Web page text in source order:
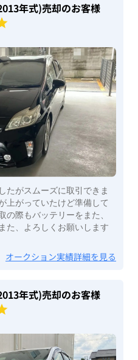
年式)売却のお客様
たがスムーズに取引できま
上がっていたけど準備して
の際もバッテリーをまた、
た、よろしくお願いします
オークション実績詳細を見る
年式)売却のお客様